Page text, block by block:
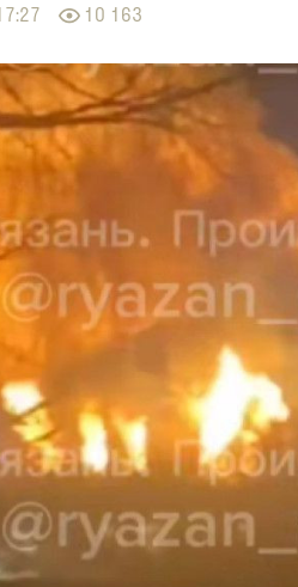
10 163